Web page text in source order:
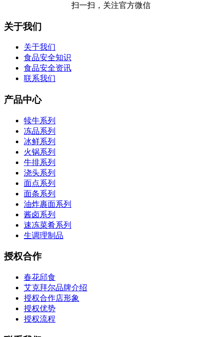
扫一扫，关注官方微信
关于我们
关于我们
食品安全知识
食品安全资讯
联系我们
产品中心
犊牛系列
冻品系列
冰鲜系列
火锅系列
牛排系列
浇头系列
面点系列
面条系列
油炸裹面系列
酱卤系列
速冻菜肴系列
生调理制品
授权合作
春花邱食
艾克拜尔品牌介绍
授权合作店形象
授权优势
授权流程